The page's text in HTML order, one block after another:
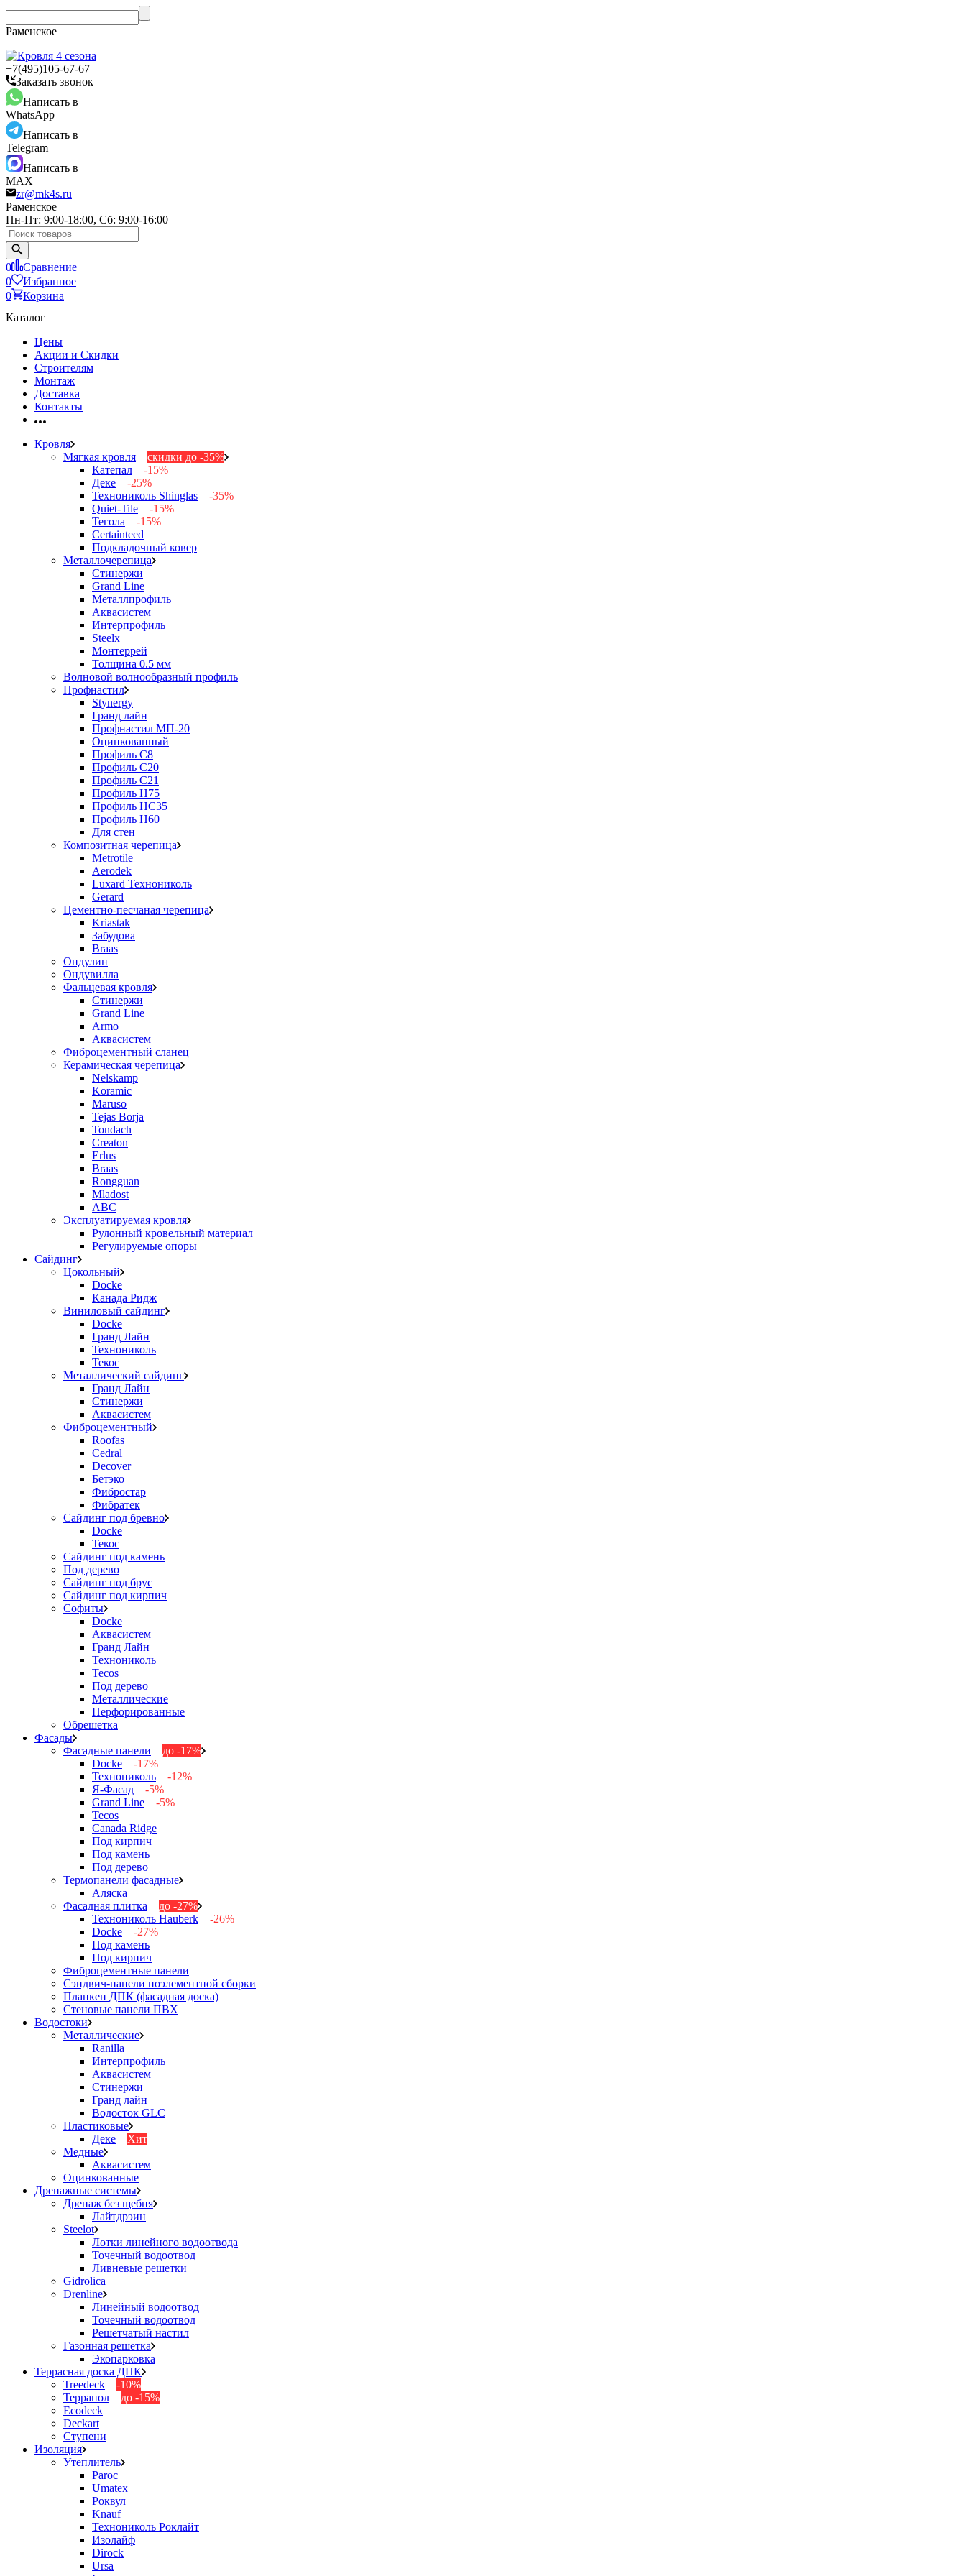
Раменское
+7(495)105-67-67
Заказать звонок
Написать в
WhatsApp
Написать в
Telegram
Написать в
MAX
zr@mk4s.ru
Раменское
Пн-Пт: 9:00-18:00, Сб: 9:00-16:00
0
Сравнение
0
Избранное
0
Корзина
Каталог
Цены
Акции и Скидки
Строителям
Монтаж
Доставка
Контакты
Кровля
Мягкая кровля
скидки до -35%
Катепал
-15%
Деке
-25%
Технониколь Shinglas
-35%
Quiet-Tile
-15%
Тегола
-15%
Certainteed
Подкладочный ковер
Металлочерепица
Стинержи
Grand Line
Металлпрофиль
Аквасистем
Интерпрофиль
Steelx
Монтеррей
Толщина 0.5 мм
Волновой волнообразный профиль
Профнастил
Stynergy
Гранд лайн
Профнастил МП-20
Оцинкованный
Профиль С8
Профиль С20
Профиль С21
Профиль Н75
Профиль НС35
Профиль Н60
Для стен
Композитная черепица
Metrotile
Aerodek
Luxard Технониколь
Gerard
Цементно-песчаная черепица
Kriastak
Забудова
Braas
Ондулин
Ондувилла
Фальцевая кровля
Стинержи
Grand Line
Armo
Аквасистем
Фиброцементный сланец
Керамическая черепица
Nelskamp
Koramic
Maruso
Tejas Borja
Tondach
Creaton
Erlus
Braas
Rongguan
Mladost
ABC
Эксплуатируемая кровля
Рулонный кровельный материал
Регулируемые опоры
Сайдинг
Цокольный
Docke
Канада Ридж
Виниловый сайдинг
Docke
Гранд Лайн
Технониколь
Текос
Металлический сайдинг
Гранд Лайн
Стинержи
Аквасистем
Фиброцементный
Roofas
Cedral
Decover
Бетэко
Фибростар
Фибратек
Сайдинг под бревно
Docke
Текос
Сайдинг под камень
Под дерево
Сайдинг под брус
Сайдинг под кирпич
Софиты
Docke
Аквасистем
Гранд Лайн
Технониколь
Tecos
Под дерево
Металлические
Перфорированные
Обрешетка
Фасады
Фасадные панели
до -17%
Docke
-17%
Технониколь
-12%
Я-Фасад
-5%
Grand Line
-5%
Tecos
Canada Ridge
Под кирпич
Под камень
Под дерево
Термопанели фасадные
Аляска
Фасадная плитка
до -27%
Технониколь Hauberk
-26%
Docke
-27%
Под камень
Под кирпич
Фиброцементные панели
Сэндвич-панели поэлементной сборки
Планкен ДПК (фасадная доска)
Стеновые панели ПВХ
Водостоки
Металлические
Ranilla
Интерпрофиль
Аквасистем
Стинержи
Гранд лайн
Водосток GLC
Пластиковые
Деке
Хит
Медные
Аквасистем
Оцинкованные
Дренажные системы
Дренаж без щебня
Лайтдрэин
Steelot
Лотки линейного водоотвода
Точечный водоотвод
Ливневые решетки
Gidrolica
Drenline
Линейный водоотвод
Точечный водоотвод
Решетчатый настил
Газонная решетка
Экопарковка
Террасная доска ДПК
Treedeck
-10%
Террапол
до -15%
Ecodeck
Deckart
Ступени
Изоляция
Утеплитель
Paroc
Umatex
Роквул
Knauf
Технониколь Роклайт
Изолайф
Dirock
Ursa